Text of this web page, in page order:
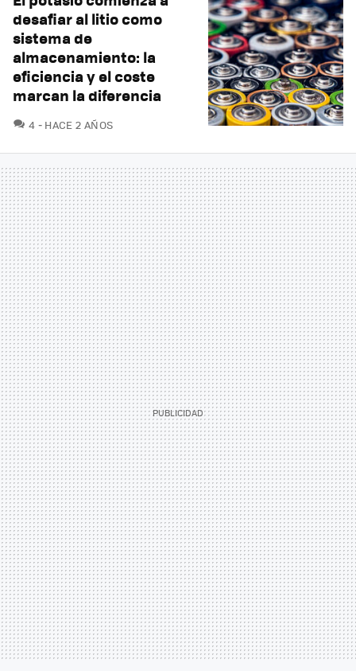
desafiar al litio como
sistema de
almacenamiento: la
eficiencia y el coste
marcan la diferencia
4 COMENTARIOS
HACE 2 AÑOS